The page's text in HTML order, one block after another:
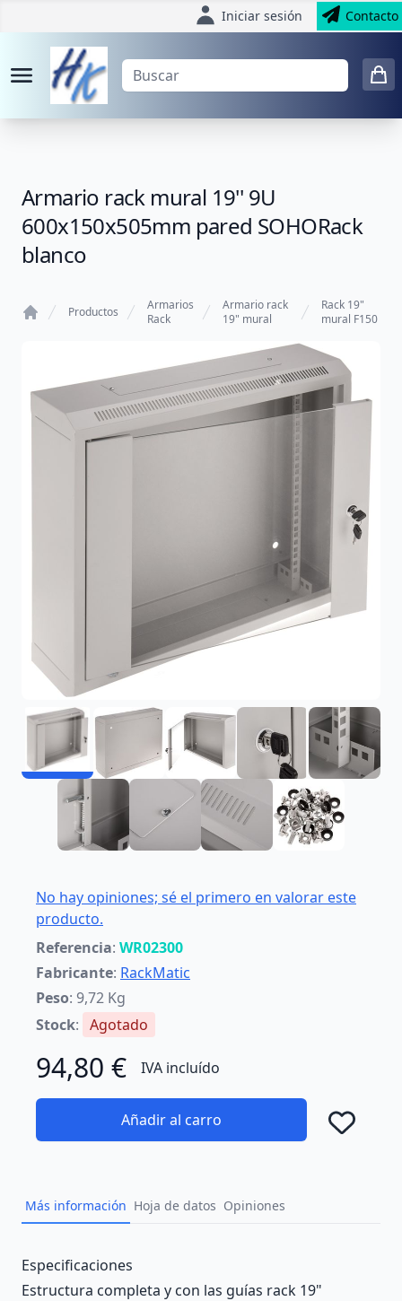
Iniciar sesión Contacto
Armario rack mural 19'' 9U
600x150x505mm pared SOHORack
blanco
Productos
Armarios
Rack
Armario rack
19" mural
Rack 19"
mural F150
No hay opiniones; sé el primero en valorar este
producto.
Referencia: WR02300
Fabricante: RackMatic
Peso: 9,72 Kg
Stock: Agotado
94,80 € IVA incluído
Añadir al carro
Más información Hoja de datos Opiniones
Description
Especificaciones
Estructura completa y con las guías rack 19"